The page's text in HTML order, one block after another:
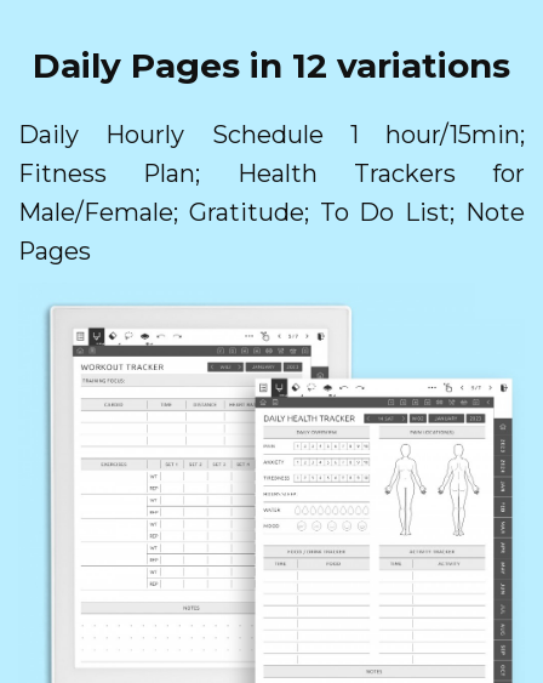
Daily Pages in 12 variations
Daily Hourly Schedule 1 hour/15min;
Fitness Plan; Health Trackers for
Male/Female; Gratitude; To Do List; Note
Pages